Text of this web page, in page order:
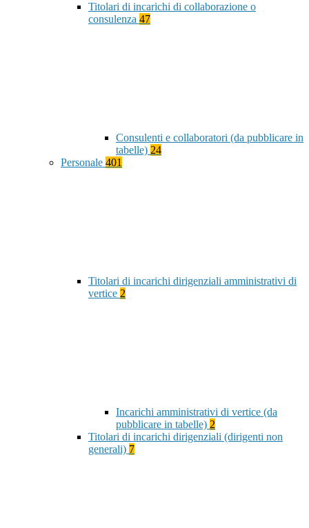
Titolari di incarichi di collaborazione o
consulenza 47
Consulenti e collaboratori (da pubblicare in
tabelle) 24
Personale 401
Titolari di incarichi dirigenziali amministrativi di
vertice 2
Incarichi amministrativi di vertice (da
pubblicare in tabelle) 2
Titolari di incarichi dirigenziali (dirigenti non
generali) 7